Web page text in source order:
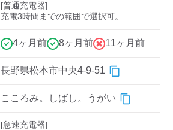
検索する
[普通充電器]
充電3時間までの範囲で選択可。
4ヶ月前 8ヶ月前 11ヶ月前
長野県松本市中央4-9-51
こころみ。しばし。うがい
[急速充電器]